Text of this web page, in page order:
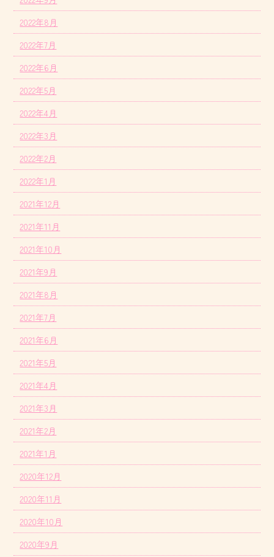
2022年8月
2022年7月
2022年6月
2022年5月
2022年4月
2022年3月
2022年2月
2022年1月
2021年12月
2021年11月
2021年10月
2021年9月
2021年8月
2021年7月
2021年6月
2021年5月
2021年4月
2021年3月
2021年2月
2021年1月
2020年12月
2020年11月
2020年10月
2020年9月